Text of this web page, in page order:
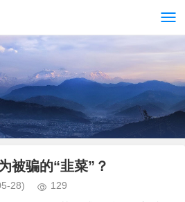
被骗的“韭菜”？
28) 129